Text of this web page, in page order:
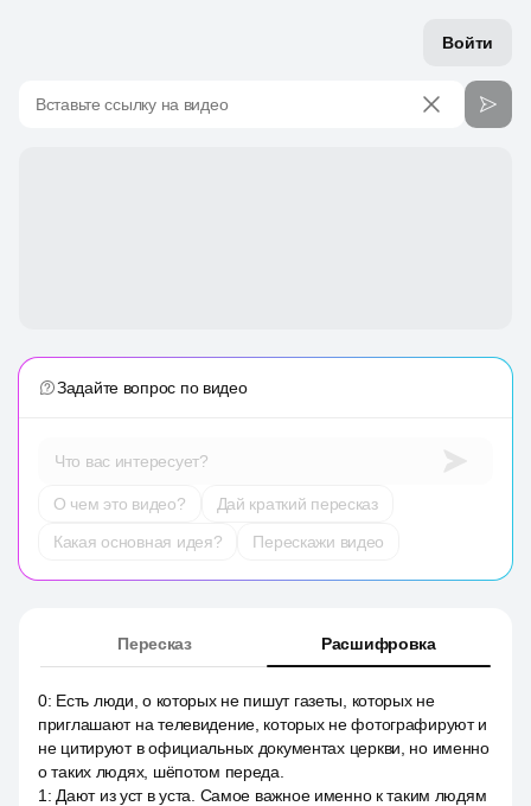
Войти
Вставьте ссылку на видео
Задайте вопрос по видео
Что вас интересует?
О чем это видео?
Дай краткий пересказ
Какая основная идея?
Перескажи видео
Пересказ Расшифровка
0: Есть люди, о которых не пишут газеты, которых не
приглашают на телевидение, которых не фотографируют и
не цитируют в официальных документах церкви, но именно
о таких людях, шёпотом переда.
1 : Дают из уст в уста. Самое важное именно к таким людям